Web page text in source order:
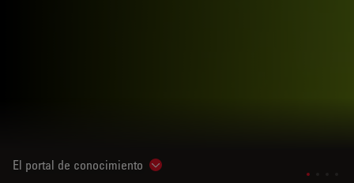
El portal de conocimiento Show subnavigation